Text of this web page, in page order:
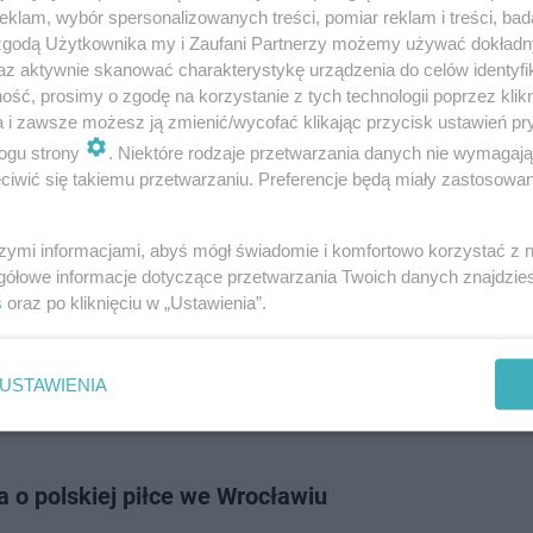
zostanie finał Ligi Konferencji UEFA pomiędzy Chelsea FC a
ro…
Konferencji Europy we Wrocławiu. Miasto
maja 2025 roku Wrocław szykuje się na prawdziwe piłkarskie
odbędzie się bowiem Finał Ligi Konferencji Europy 2025. Szacuje
o polskiej piłce we Wrocławiu
wybór spersonalizowanych treści, pomiar reklam i treści,
Użytkownika my i Zaufani Partnerzy możemy używać
aktywnie skanować charakterystykę urządzenia do celów
prosimy o zgodę na korzystanie z tych technologii poprzez
i zawsze możesz ją zmienić/wycofać klikając przycisk ustawień
strony
. Niektóre rodzaje przetwarzania danych nie
się takiemu przetwarzaniu. Preferencje będą miały
informacjami, abyś mógł świadomie i komfortowo korzystać z
informacje dotyczące przetwarzania Twoich danych
oraz po kliknięciu w „Ustawienia”.
USTAWIENIA